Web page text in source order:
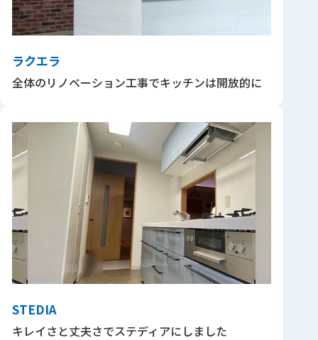
ラクエラ
全体のリノベーション工事でキッチンは開放的に
STEDIA
キレイさと丈夫さでステディアにしました